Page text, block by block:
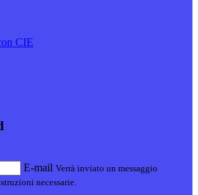
CIE
E-mail Verrà inviato un messaggio
necessarie.